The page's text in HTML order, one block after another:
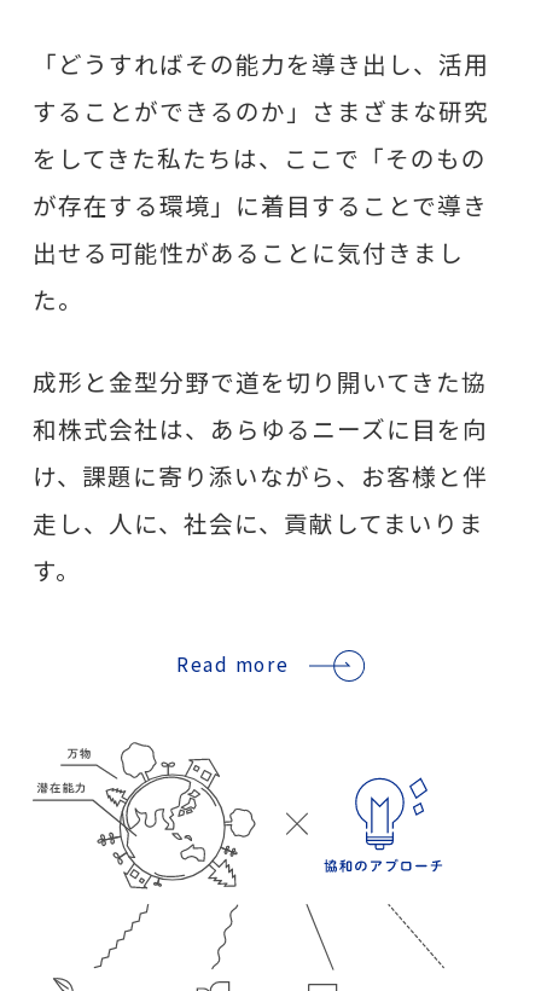
「どうすればその能力を導き出し、活用
することができるのか」さまざまな研究
をしてきた私たちは、ここで「そのもの
が存在する環境」に着目することで導き
出せる可能性があることに気付きまし
た。
成形と金型分野で道を切り開いてきた協
和株式会社は、あらゆるニーズに目を向
け、課題に寄り添いながら、お客様と伴
走し、人に、社会に、貢献してまいりま
す。
Read more